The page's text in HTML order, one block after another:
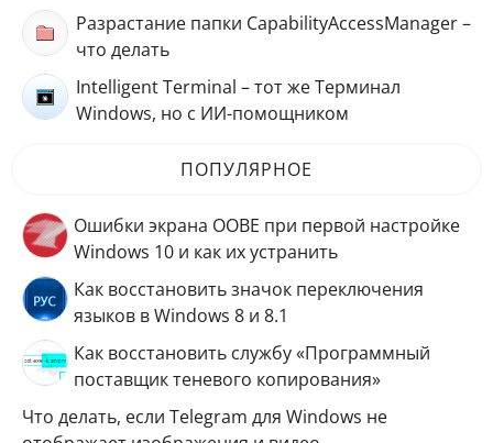
Разрастание папки CapabilityAccessManager –
что делать
Intelligent Terminal – тот же Терминал
Windows, но с ИИ-помощником
ПОПУЛЯРНОЕ
Ошибки экрана OOBE при первой настройке
Windows 10 и как их устранить
Как восстановить значок переключения
языков в Windows 8 и 8.1
Как восстановить службу «Программный
поставщик теневого копирования»
Что делать, если Telegram для Windows не